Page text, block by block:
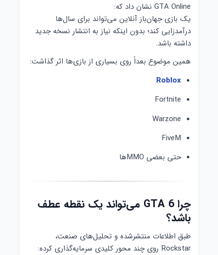
GTA Online نشان داد که:
یک بازی جهان‌باز آنلاین می‌تواند برای سال‌ها
درآمدزایی کند؛ بدون اینکه نیاز به انتشار نسخه جدید
داشته باشد.
همین موضوع بعداً روی بسیاری از بازی‌ها اثر گذاشت:
Roblox
Fortnite
Warzone
FiveM
حتی بعضی MMOها
چرا GTA 6 می‌تواند یک نقطه عطف
باشد؟
طبق اطلاعات منتشرشده و تحلیل‌های صنعت،
Rockstar روی چند محور کلیدی سرمایه‌گذاری کرده: